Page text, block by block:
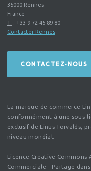
35000 Rennes
France
T. : +33 9 72 46 89 80
Contacter Rennes
CONTACTEZ-NOUS
La marque de commerce
conformément à une sous-
exclusif de Linus Torvalds,
niveau mondial.
Licence Creative
Commerciale - Partage